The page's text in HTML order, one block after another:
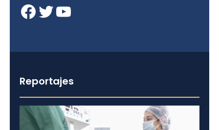
Facebook Twitter YouTube
Reportajes